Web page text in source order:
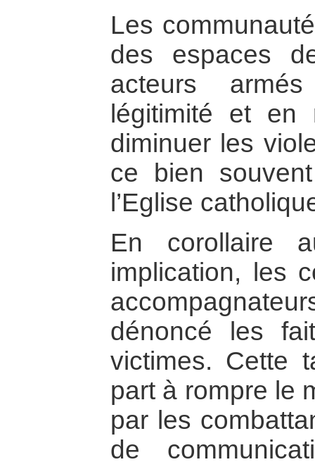
Les
des espaces
acteurs
légitimité et
diminuer les
ce bien
l’Eglise
En corollaire
implication, les
dénoncé les
victimes. Cette
part à rompre le
par les
de